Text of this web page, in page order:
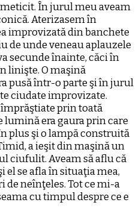
În jurul meu aveam
Aterizasem în
improvizată din banchete
de unde veneau aplauzele
secunde înainte, căci în
linişte. O maşină
pusă într-o parte şi în jurul
ciudate improvizate.
prin toată
lumină era gaura prin care
plus şi o lampă construită
a ieşit din maşină un
ciufulit. Aveam să aflu că
el se afla în situaţia mea,
neînţeles. Tot ce mi-a
cu timpul despre ce e